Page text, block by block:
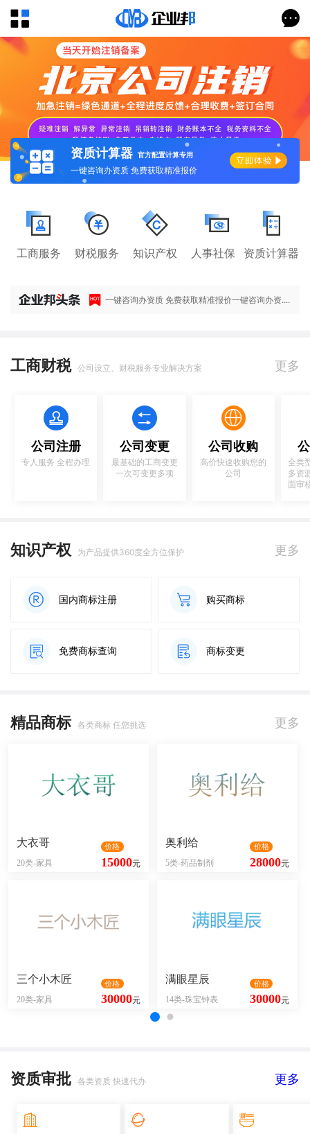
资质计算器 官方配置计算专用
一键咨询办资质 免费获取精准报价
工商服务 财税服务 知识产权 人事社保 资质计算器
一键咨询办资质 免费获取精准报价一键咨询办资....
工商财税 公司设立、财税服务专业解决方案 更多
公司注册
专人服务 全程办理
公司变更
最基础的工商变更
一次可变更多项
公司收购
高价快速收购您的
公司
全类
多资
面审
知识产权 为产品提供360度全方位保护 更多
国内商标注册 购买商标
免费商标查询 商标变更
精品商标 各类商标 任您挑选 更多
大衣哥
20类-家具 15000元
价格 奥利给
5类-药品制剂 28000元
价格
三个小木匠
20类-家具 30000元
价格 满眼星辰
14类-珠宝钟表 30000元
价格
资质审批 各类资质 快速代办 更多